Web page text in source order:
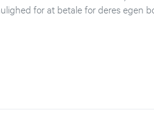
for at betale for deres egen